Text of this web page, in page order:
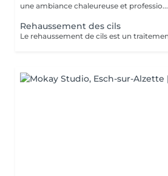
une ambiance chaleureuse et professio...
Rehaussement des cils